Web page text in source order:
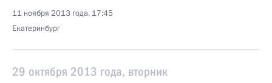
11 ноября 2013 года, 17:45
Екатеринбург
29 октября 2013 года, вторник